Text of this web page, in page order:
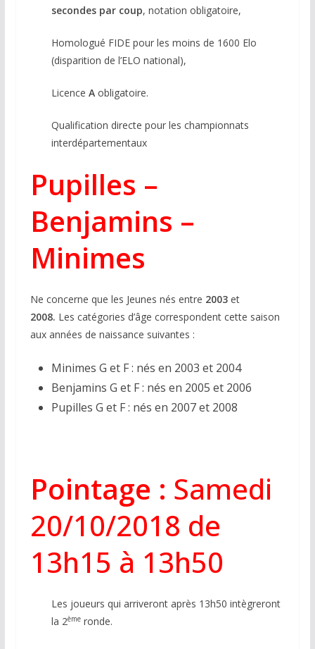
secondes par coup, notation obligatoire,
Homologué FIDE pour les moins de 1600 Elo
(disparition de l’ELO national),
Licence Aobligatoire.
Qualification directe pour les championnats
interdépartementaux
Pupilles –
Benjamins –
Minimes
Ne concerne que les Jeunes nés entre 2003et
2008. Les catégories d’âge correspondent cette saison
aux années de naissance suivantes :
Minimes G et F : nés en 2003 et 2004
Benjamins G et F : nés en 2005 et 2006
Pupilles G et F : nés en 2007 et 2008
Pointage : Samedi
20/10/2018 de
13h15 à 13h50
Les joueurs qui arriveront après 13h50 intègreront
la 2èmeronde.